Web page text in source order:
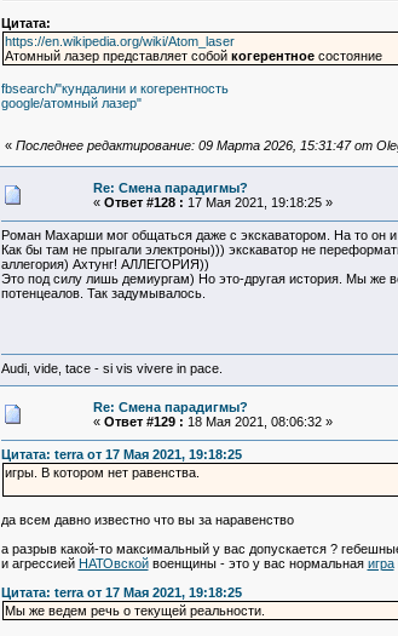
Цитата:
https://en.wikipedia.org/wiki/Atom_laser
Атомный лазер представляет собой когерентноесостояние
fbsearch/"кундалини и когерентность
google/атомный лазер"
« Последнее редактирование: 09 Марта 2026, 15:31:47 от
Re: Смена парадигмы?
« Ответ #128 : 17 Мая 2021, 19:18:25 »
Роман Махарши мог общаться даже с экскаватором. На то он
Как бы там не прыгали электроны))) экскаватор не
аллегория) Ахтунг! АЛЛЕГОРИЯ))
Это под силу лишь демиургам) Но это-другая история. Мы же
потенцеалов. Так задумывалось.
Audi, vide, tace - si vis vivere in pace.
Re: Смена парадигмы?
« Ответ #129 : 18 Мая 2021, 08:06:32 »
Цитата: terra от 17 Мая 2021, 19:18:25
игры. В котором нет равенства.
да всем давно известно что вы за наравенство
а разрыв какой-то максимальный у вас допускается ?
и агрессией НАТОвскойвоенщины - это у вас нормальная игра
Цитата: terra от 17 Мая 2021, 19:18:25
Мы же ведем речь о текущей реальности.